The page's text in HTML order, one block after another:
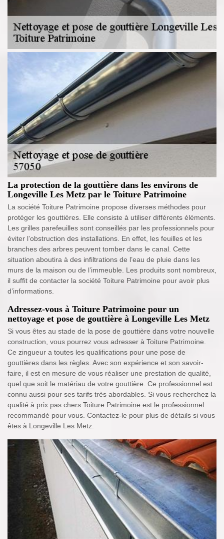
La protection de la gouttière dans les environs de
Longeville Les Metz par le Toiture Patrimoine
La société Toiture Patrimoine propose diverses méthodes pour
protéger les gouttières. Elle consiste à utiliser différents éléments.
Les grilles parefeuilles sont conseillés par les professionnels pour
éviter l’obstruction des installations. En effet, les feuilles et les
branches des arbres peuvent tomber dans le canal. Cette
situation aboutira à des infiltrations de l’eau de pluie dans les
murs de la maison ou de l’immeuble. Les produits sont nombreux,
il suffit de contacter la société Toiture Patrimoine pour avoir plus
d’informations.
Adressez-vous à Toiture Patrimoine pour un
nettoyage et pose de gouttière à Longeville Les Metz
Si vous êtes au stade de la pose de gouttière dans votre nouvelle
construction, vous pourrez vous adresser à Toiture Patrimoine.
Ce zingueur a toutes les qualifications pour une pose de
gouttières dans les règles. Avec son expérience et son savoir-
faire, il est en mesure de vous réaliser une prestation de qualité,
quel que soit le matériau de votre gouttière. Ce professionnel est
connu aussi pour ses tarifs très abordables. Si vous recherchez la
qualité à prix pas chers Toiture Patrimoine est le professionnel
recommandé pour vous. Contactez-le pour plus de détails si vous
êtes à Longeville Les Metz.